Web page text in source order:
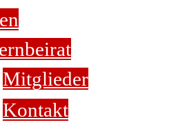
Mitglieder
Kontakt